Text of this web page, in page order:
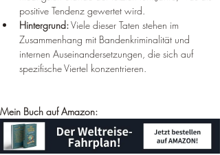
positive Tendenz gewertet wird.
Hintergrund: Viele dieser Taten stehen im
Zusammenhang mit Bandenkriminalität und
internen Auseinandersetzungen, die sich auf
spezifische Viertel konzentrieren.
Mein Buch auf Amazon: